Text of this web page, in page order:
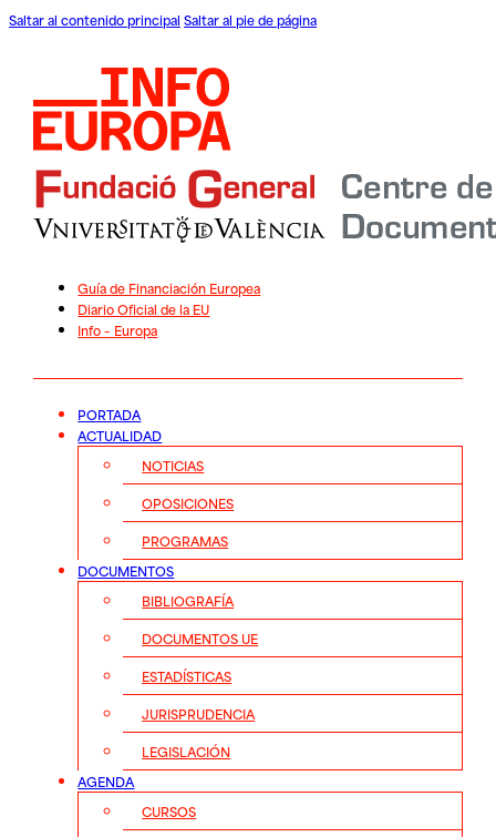
Saltar al contenido principal Saltar al pie de página
Guía de Financiación Europea
Diario Oficial de la EU
Info – Europa
PORTADA
ACTUALIDAD
NOTICIAS
OPOSICIONES
PROGRAMAS
DOCUMENTOS
BIBLIOGRAFÍA
DOCUMENTOS UE
ESTADÍSTICAS
JURISPRUDENCIA
LEGISLACIÓN
AGENDA
CURSOS